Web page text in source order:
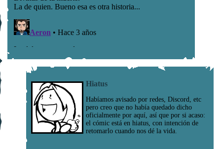
Hiatus
Habíamos avisado por redes, Discord, etc
pero creo que no había quedado dicho
oficialmente por aquí, así que por si acaso:
el cómic está en hiatus, con intención de
retomarlo cuando nos dé la vida.